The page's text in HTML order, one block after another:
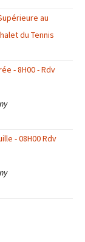
au
du Tennis
- 8H00 - Rdv
- 08H00 Rdv